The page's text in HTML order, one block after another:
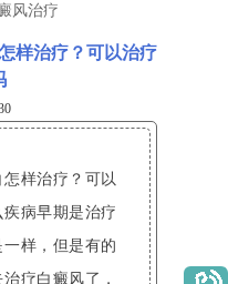
风治疗
样治疗？可以治疗
怎样治疗？可以
病早期是治疗
样，但是有的
疗白癜风了，